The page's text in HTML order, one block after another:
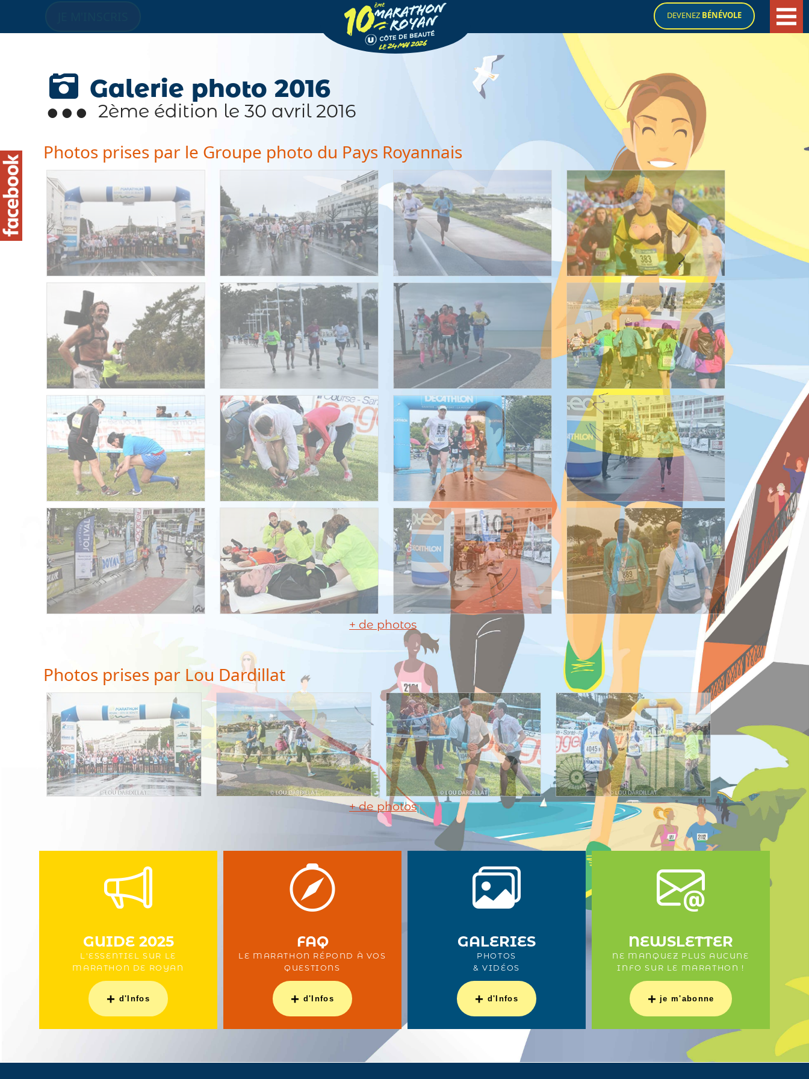
DEVENEZ BÉNÉVOLE
Galerie photo 2016
2ème édition le 30 avril 2016
Photos prises par le Groupe photo du Pays Royannais
+ de photos
Photos prises par Lou Dardillat
+ de photos
GUIDE 2025
L'ESSENTIEL SUR LE
MARATHON DE ROYAN
+ d'Infos
FAQ
LE MARATHON RÉPOND À VOS
QUESTIONS
+ d'Infos
GALERIES
PHOTOS
& VIDÉOS
+ d'Infos
NEWSLETTER
NE MANQUEZ PLUS AUCUNE
INFO SUR LE MARATHON !
+ je m'abonne